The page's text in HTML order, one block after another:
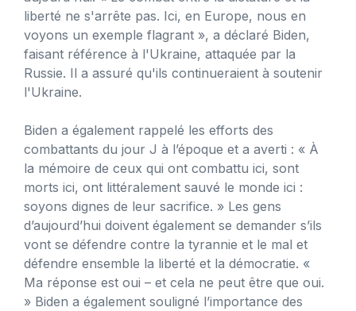
liberté ne s'arrête pas. Ici, en Europe, nous en
voyons un exemple flagrant », a déclaré Biden,
faisant référence à l'Ukraine, attaquée par la
Russie. Il a assuré qu'ils continueraient à soutenir
l'Ukraine.
Biden a également rappelé les efforts des
combattants du jour J à l’époque et a averti : « À
la mémoire de ceux qui ont combattu ici, sont
morts ici, ont littéralement sauvé le monde ici :
soyons dignes de leur sacrifice. » Les gens
d’aujourd’hui doivent également se demander s’ils
vont se défendre contre la tyrannie et le mal et
défendre ensemble la liberté et la démocratie. «
Ma réponse est oui – et cela ne peut être que oui.
» Biden a également souligné l’importance des